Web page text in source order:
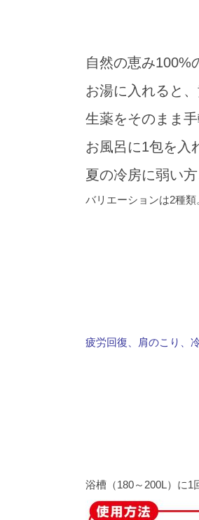
自然の恵み100%
お湯に入れると
生薬をそのまま
お風呂に1包を入
夏の冷房に弱い
バリエーションは2種類
疲労回復、肩のこり、
浴槽（180～200L）に1